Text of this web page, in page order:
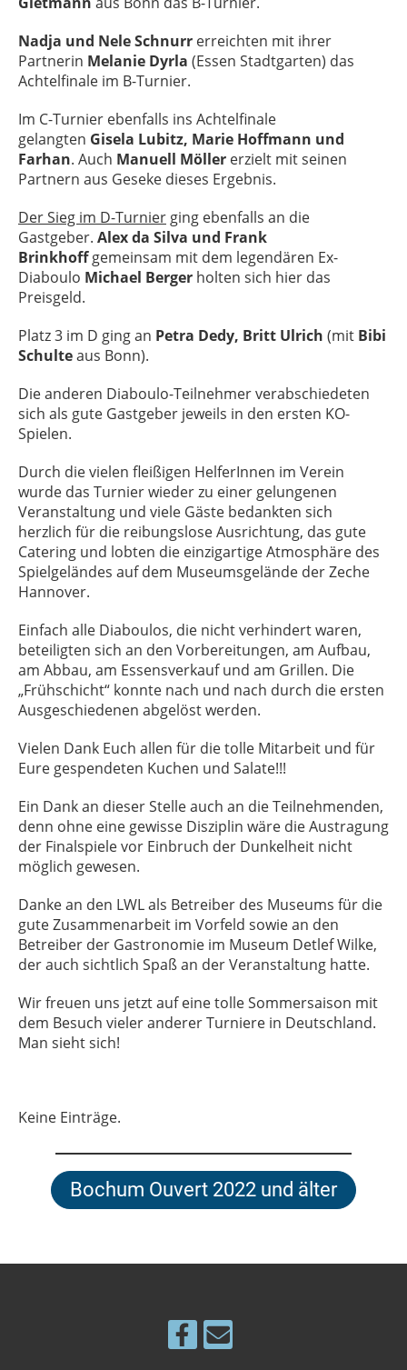
Nadja und Nele Schnurr erreichten mit ihrer
Partnerin Melanie Dyrla (Essen Stadtgarten) das
Achtelfinale im B-Turnier.
Im C-Turnier ebenfalls ins Achtelfinale
gelangten Gisela Lubitz, Marie Hoffmann und
Farhan. Auch Manuell Möller erzielt mit seinen
Partnern aus Geseke dieses Ergebnis.
Der Sieg im D-Turnier ging ebenfalls an die
Gastgeber. Alex da Silva und Frank
Brinkhoffgemeinsam mit dem legendären Ex-
Diaboulo Michael Berger holten sich hier das
Preisgeld.
Platz 3 im D ging an Petra Dedy, Britt Ulrich (mit Bibi
Schulteaus Bonn).
Die anderen Diaboulo-Teilnehmer verabschiedeten
sich als gute Gastgeber jeweils in den ersten KO-
Spielen.
Durch die vielen fleißigen HelferInnen im Verein
wurde das Turnier wieder zu einer gelungenen
Veranstaltung und viele Gäste bedankten sich
herzlich für die reibungslose Ausrichtung, das gute
Catering und lobten die einzigartige Atmosphäre des
Spielgeländes auf dem Museumsgelände der Zeche
Hannover.
Einfach alle Diaboulos, die nicht verhindert waren,
beteiligten sich an den Vorbereitungen, am Aufbau,
am Abbau, am Essensverkauf und am Grillen. Die
„Frühschicht“ konnte nach und nach durch die ersten
Ausgeschiedenen abgelöst werden.
Vielen Dank Euch allen für die tolle Mitarbeit und für
Eure gespendeten Kuchen und Salate!!!
Ein Dank an dieser Stelle auch an die Teilnehmenden,
denn ohne eine gewisse Disziplin wäre die Austragung
der Finalspiele vor Einbruch der Dunkelheit nicht
möglich gewesen.
Danke an den LWL als Betreiber des Museums für die
gute Zusammenarbeit im Vorfeld sowie an den
Betreiber der Gastronomie im Museum Detlef Wilke,
der auch sichtlich Spaß an der Veranstaltung hatte.
Wir freuen uns jetzt auf eine tolle Sommersaison mit
dem Besuch vieler anderer Turniere in Deutschland.
Man sieht sich!
Keine Einträge.
Bochum Ouvert 2022 und älter